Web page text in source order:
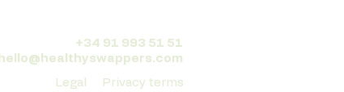
+34 91 993 51 51
hello@healthyswappers.com
Legal
Privacy terms